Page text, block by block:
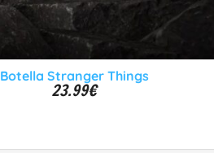
Botella Stranger Things
23.99€